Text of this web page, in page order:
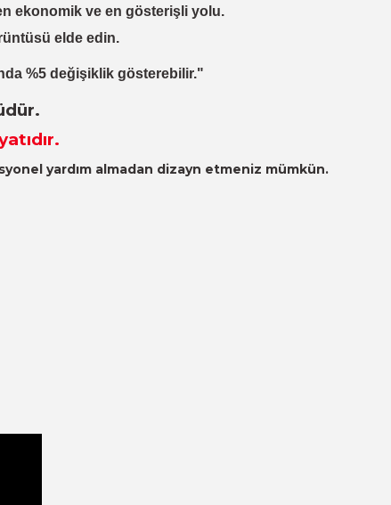
ekonomik ve en gösterişli yolu.
elde edin.
%5 değişiklik gösterebilir."
yardım almadan dizayn etmeniz mümkün.